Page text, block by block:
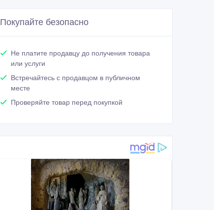
Покупайте безопасно
Не платите продавцу до получения товара
или услуги
Встречайтесь с продавцом в публичном
месте
Проверяйте товар перед покупкой